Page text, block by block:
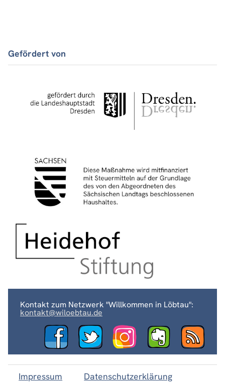
Gefördert von
Kontakt zum Netzwerk "Willkommen in Löbtau":
kontakt@wiloebtau.de
Impressum Datenschutzerklärung